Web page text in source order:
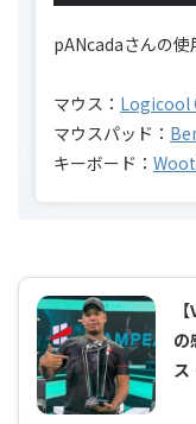
pANcadaさんの使
マウス： Logicool
マウスパッド：
キーボード：
の
ス